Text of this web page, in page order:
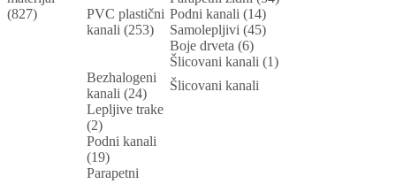
(827)
PVC plastični
kanali (253)
Podni kanali (14)
Samolepljivi (45)
Boje drveta (6)
Šlicovani kanali (1)
Bezhalogeni
kanali (24)
Šlicovani kanali
Lepljive trake
(2)
Podni kanali
(19)
Parapetni